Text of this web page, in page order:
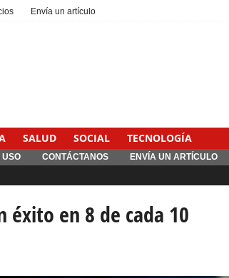
Envía un artículo
SALUD SOCIAL TECNOLOGÍA
USO CONTÁCTANOS ENVÍA UN ARTÍCULO
en 8 de cada 10